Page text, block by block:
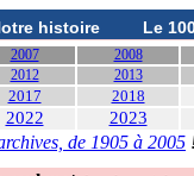
histoire Le
2007
2008
2012 2013
2017 2018
2022 2023
de 1905 à 2005